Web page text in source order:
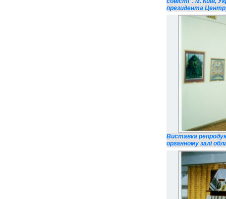
президента
Виставка
органному залі